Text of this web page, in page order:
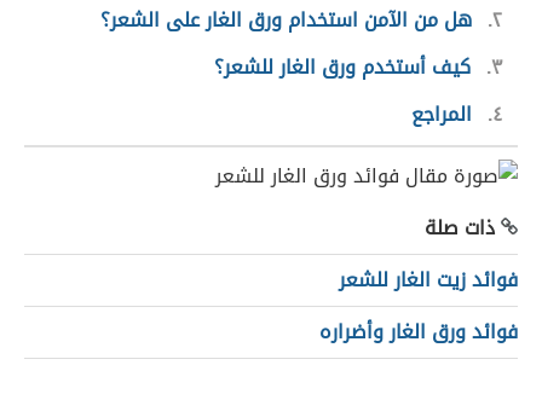
٢ هل من الآمن استخدام ورق الغار على الشعر؟
٣ كيف أستخدم ورق الغار للشعر؟
٤
المراجع
ذات صلة
فوائد زيت الغار للشعر
فوائد ورق الغار وأضراره